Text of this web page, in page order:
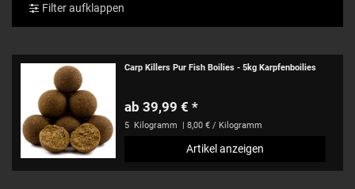
Filter aufklappen
Carp Killers Pur Fish Boilies - 5kg Karpfenboilies
ab 39,99 € *
5 Kilogramm | 8,00 € / Kilogramm
Artikel anzeigen